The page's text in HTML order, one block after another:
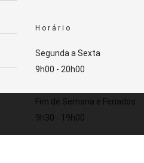
Horário
Segunda a Sexta
9h00 - 20h00
Fim de Semana e Feriados
9h30 - 19h00